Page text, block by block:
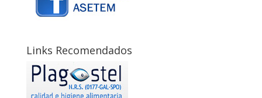
Links Recomendados